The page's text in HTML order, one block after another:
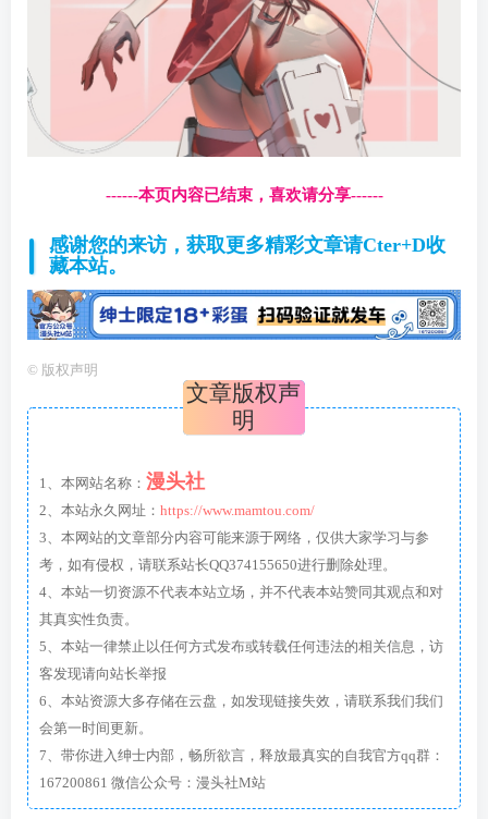
------本页内容已结束，喜欢请分享------
感谢您的来访，获取更多精彩文章请Cter+D收
藏本站。
© 版权声明
文章版权声
明
1、本网站名称： 漫头社
2、本站永久网址： https://www.mamtou.com/
3、本网站的文章部分内容可能来源于网络，仅供大家学习与参
考，如有侵权，请联系站长QQ374155650进行删除处理。
4、本站一切资源不代表本站立场，并不代表本站赞同其观点和对
其真实性负责。
5、本站一律禁止以任何方式发布或转载任何违法的相关信息，访
客发现请向站长举报
6、本站资源大多存储在云盘，如发现链接失效，请联系我们我们
会第一时间更新。
7、带你进入绅士内部，畅所欲言，释放最真实的自我官方qq群：
167200861 微信公众号：漫头社M站